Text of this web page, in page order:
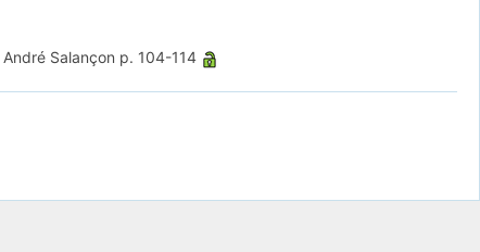
André Salançon p. 104-114